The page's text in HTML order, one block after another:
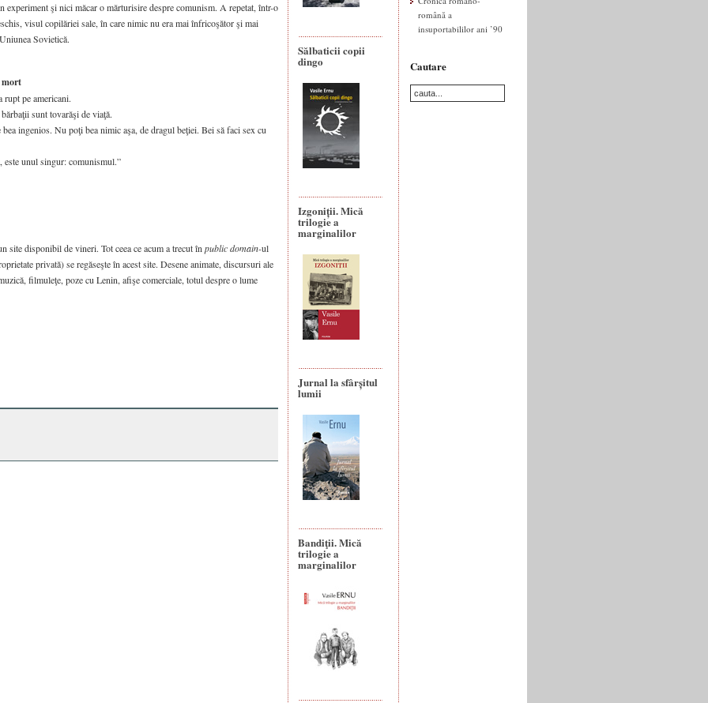
experiment şi nici măcar o mărturisire despre comunism. A repetat, într-o
visul copilăriei sale, în care nimic nu era mai înfricoşător şi mai
Sovietică.
mort
rupt pe americani.
sunt tovarăşi de viaţă.
ingenios. Nu poţi bea nimic aşa, de dragul beţiei. Bei să faci sex cu
este unul singur: comunismul.”
site disponibil de vineri. Tot ceea ce acum a trecut în public domain-ul
privată) se regăseşte în acest site. Desene animate, discursuri ale
filmuleţe, poze cu Lenin, afişe comerciale, totul despre o lume
Sălbaticii copii
dingo
Izgoniții. Mică
trilogie a
marginalilor
Jurnal la sfârșitul
lumii
Bandiţii. Mică
trilogie a
marginalilor
română a
insuportabililor ani ’90
Cautare